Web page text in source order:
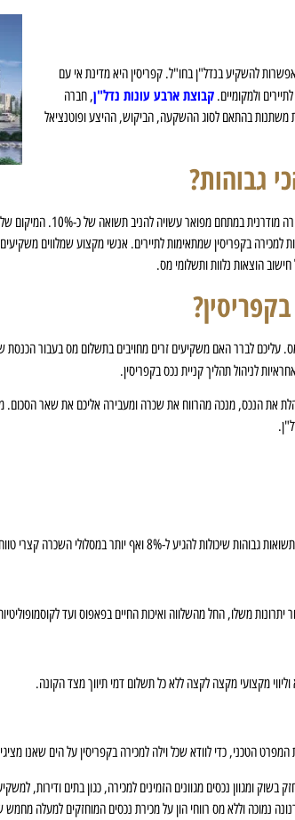
להשקיע בנדל"ן בחו"ל. קפריסין היא מדינת אי עם
ולמקומיים. קבוצת ארבע עונות נדל"ן, חברה
משתנות בהתאם לסוג ההשקעה, הביקוש, ההיצע ופוטנציאל
גבוהות?
שהן מפוארות ונמצאות בקרבת חוף הים
בקפריסין שמתאימות לתיירים. אנשי מקצוע שמלווים
הוצאות נלוות ותשלומי מס.
עליכם לברר האם משקיעים זרים מחויבים בתשלום מס בעבור
לניהול תהליך קניית נכס בקפריסין.
הנכס, מנכה מהרווח את שכרה ומעבירה אליכם את שאר הסכום.
ואף יותר במסלולי השכרה קצרי טווח.
מקצועי מקצה לקצה ללא כל תשלום דמי תיווך מצד הקונה.
הטכני, כדי לוודא שכל וילה למכירה בקפריסין על הים שאנו
ומגוון נכסים מגוונים הזמינים למכירה, כגון בתים ודירות,
וללא מס רווחי הון על מכירת נכסים המוחזקים למעלה מחמש